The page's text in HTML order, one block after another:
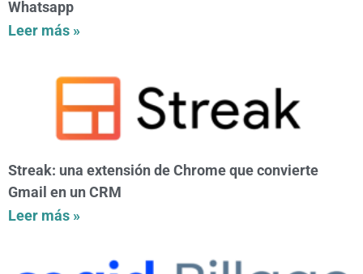
Whatsapp
Leer más »
Streak: una extensión de Chrome que convierte
Gmail en un CRM
Leer más »